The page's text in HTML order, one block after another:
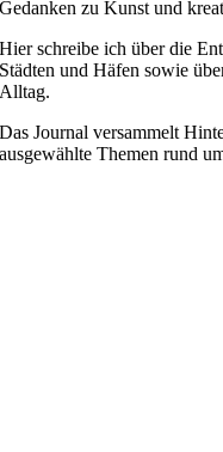
Gedanken zu Kunst und
Hier schreibe ich über die
Städten und Häfen sowie
Alltag.
Das Journal versammelt
ausgewählte Themen rund